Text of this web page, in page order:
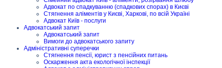
Адвокат по спадкуванню (спадкових спорах) в Києві
Стягнення аліментів у Києві, Харкові, по всій Україні
Адвокат Київ - послуги
Адвокатський запит
Адвокатський запит
Вимоги до адвокатського запиту
Адміністративні суперечки
Стягнення пенсії, юрист з пенсійних питань
Оскарження акта екологічної інспекції